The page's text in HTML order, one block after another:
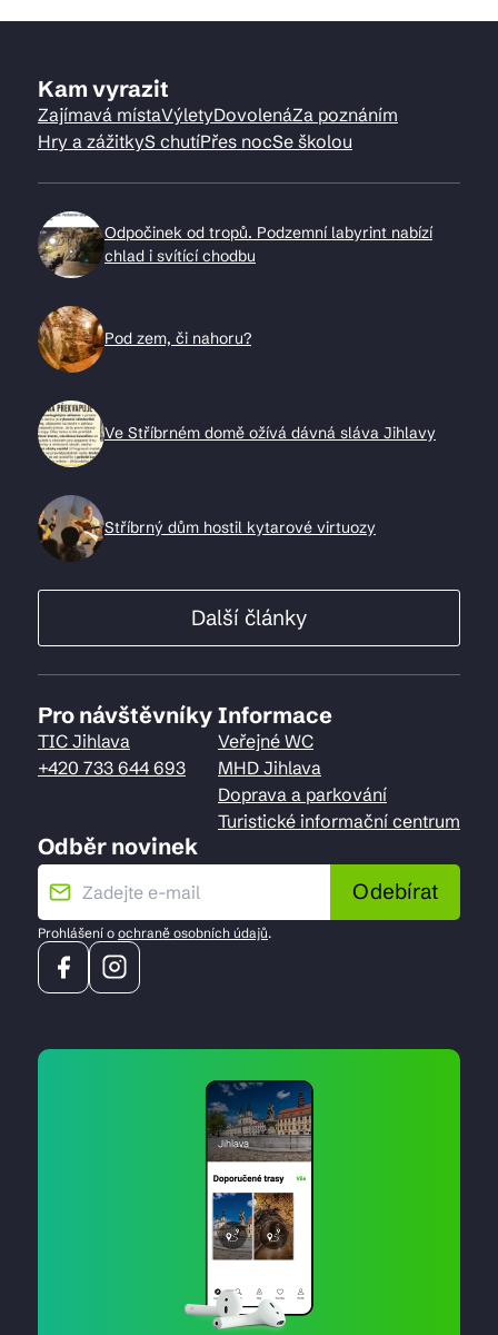
Kam vyrazit
Zajímavá místaVýletyDovolenáZa poznáním
Hry a zážitkyS chutíPřes nocSe školou
Odpočinek od tropů. Podzemní labyrint nabízí
chlad i svítící chodbu
Pod zem, či nahoru?
Ve Stříbrném domě ožívá dávná sláva Jihlavy
Stříbrný dům hostil kytarové virtuozy
Další články
Pro návštěvníky
TIC Jihlava
+420 733 644 693
Informace
Veřejné WC
MHD Jihlava
Doprava a parkování
Turistické informační centrum
Odběr novinek
Odebírat
Prohlášení o ochraně osobních údajů.